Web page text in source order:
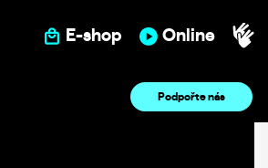
E-shop Online
Podpořte nás